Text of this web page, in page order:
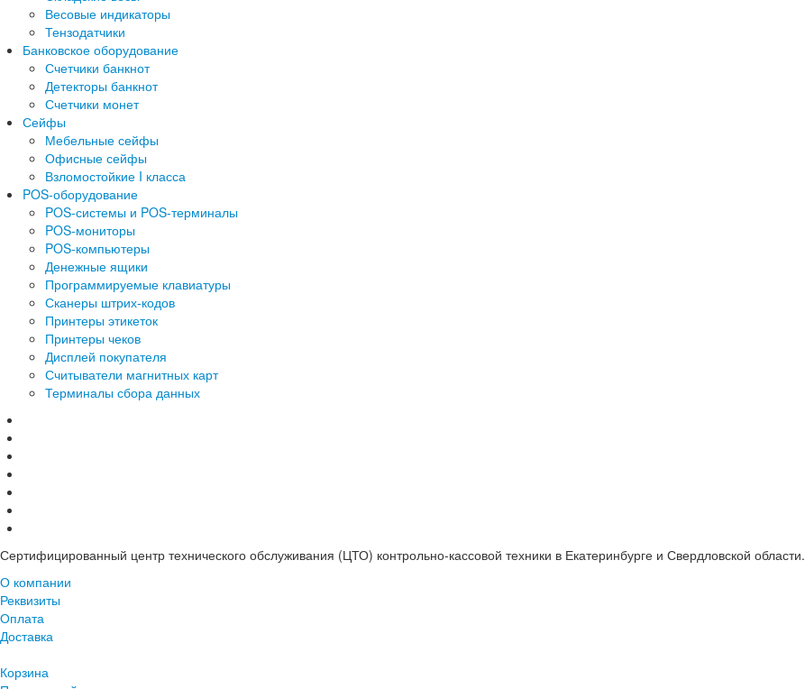
Весовые индикаторы
Тензодатчики
Банковское оборудование
Счетчики банкнот
Детекторы банкнот
Счетчики монет
Сейфы
Мебельные сейфы
Офисные сейфы
Взломостойкие I класса
POS-оборудование
POS-системы и POS-терминалы
POS-мониторы
POS-компьютеры
Денежные ящики
Программируемые клавиатуры
Сканеры штрих-кодов
Принтеры этикеток
Принтеры чеков
Дисплей покупателя
Считыватели магнитных карт
Терминалы сбора данных
Сертифицированный центр технического обслуживания (ЦТО) контрольно-кассовой техники в Екатеринбурге и Свердловской области.
О компании
Реквизиты
Оплата
Доставка
Корзина